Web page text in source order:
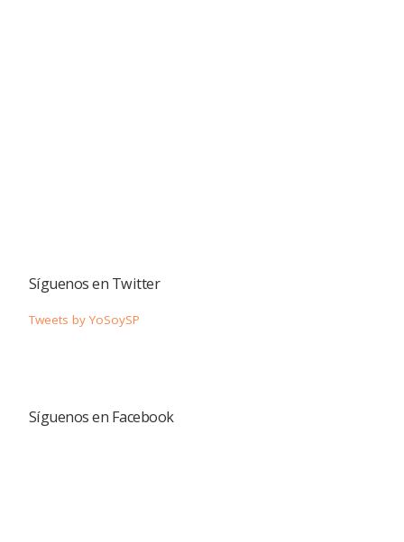
Síguenos en Twitter
Tweets by YoSoySP
Síguenos en Facebook